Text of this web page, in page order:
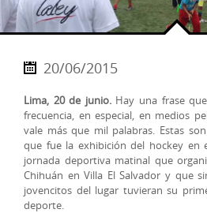
20/06/2015
Lima, 20 de junio.Hay una frase
frecuencia, en especial, en medios
vale más que mil palabras. Estas
que fue la exhibición del hockey en
jornada deportiva matinal que
Chihuán en Villa El Salvador y que
jovencitos del lugar tuvieran su
deporte.